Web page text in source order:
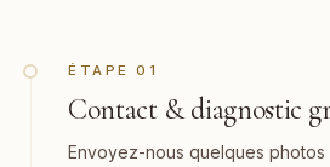
ÉTAPE 01
Contact & diagnostic
Envoyez-nous quelques